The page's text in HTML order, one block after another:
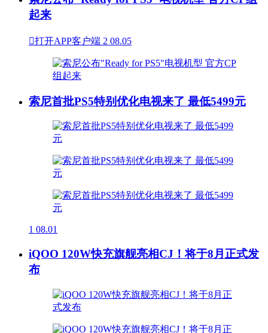
起来
打开APP客户端 2 08.05
索尼首批PS5特别优化电视来了 最低5499元
1 08.01
iQOO 120W快充旗舰亮相CJ！将于8月正式发
布